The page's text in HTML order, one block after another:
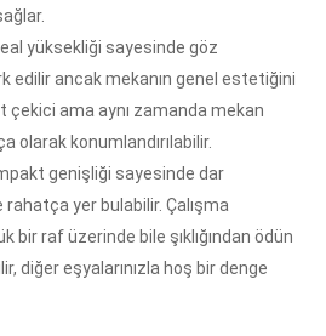
yüksekliği sayesinde göz
edilir ancak mekanın genel estetiğini
çekici ama aynı zamanda mekan
olarak konumlandırılabilir.
genişliği sayesinde dar
yer bulabilir. Çalışma
bir raf üzerinde bile şıklığından ödün
diğer eşyalarınızla hoş bir denge